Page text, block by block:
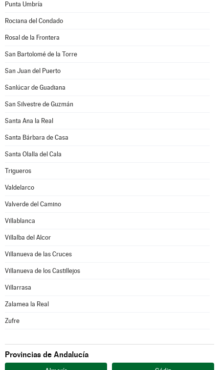
Punta Umbría
Rociana del Condado
Rosal de la Frontera
San Bartolomé de la Torre
San Juan del Puerto
Sanlúcar de Guadiana
San Silvestre de Guzmán
Santa Ana la Real
Santa Bárbara de Casa
Santa Olalla del Cala
Trigueros
Valdelarco
Valverde del Camino
Villablanca
Villalba del Alcor
Villanueva de las Cruces
Villanueva de los Castillejos
Villarrasa
Zalamea la Real
Zufre
Provincias de Andalucía